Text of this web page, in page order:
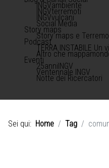
INGVambiente
INGVterremoti
INGVvulcani
Social Media
Story maps
Story maps e
Podcast
TERRA INSTABILE
Altro che
Eventi
25anniINGV
Ventennale INGV
Notte dei Ricercatori
Sei qui: Home Tag